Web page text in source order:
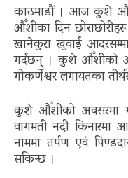
काठमाडौं । आज कुशे
औँशीका दिन
खानेकुरा खुवाई
गर्दछन् । कुशे औँशीको
गोकर्णेश्वर लगायतका
कुशे औँशीको अवसरमा
वागमती नदी किनारमा
नाममा तर्पण एवं
सकिन्छ ।